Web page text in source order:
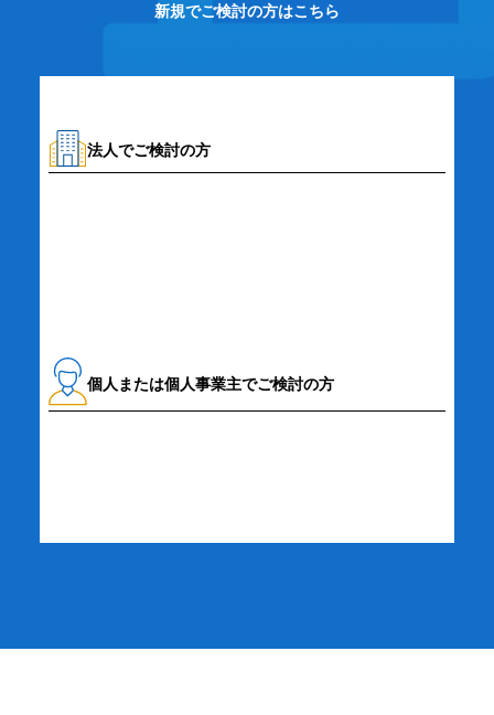
新規でご検討の方はこちら
法人でご検討の方
個人または個人事業主でご検討の方